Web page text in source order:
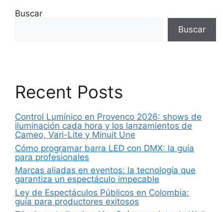
Buscar
Buscar
Recent Posts
Control Lumínico en Provenco 2026: shows de
iluminación cada hora y los lanzamientos de
Cameo, Vari-Lite y Minuit Une
Cómo programar barra LED con DMX: la guía
para profesionales
Marcas aliadas en eventos: la tecnología que
garantiza un espectáculo impecable
Ley de Espectáculos Públicos en Colombia:
guía para productores exitosos